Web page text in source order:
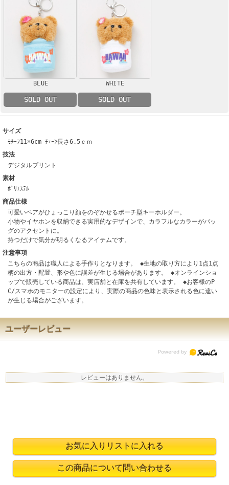
BLUE
SOLD OUT
WHITE
SOLD OUT
サイズ
ﾓﾁｰﾌ11×6cm ﾁｪｰﾝ長さ6.5ｃｍ
技法
デジタルプリント
素材
ﾎﾟﾘｴｽﾃﾙ
商品仕様
可愛いベアがひょっこり顔をのぞかせるポーチ型キーホルダー。
小物やイヤホンを収納できる実用的なデザインで、カラフルなカラーがバッ
グのアクセントに。
持つだけで気分が明るくなるアイテムです。
注意事項
こちらの商品は職人による手作りとなります。 ◆生地の取り方により1点1点
柄の出方・配置、形や色に誤差が生じる場合があります。 ◆オンラインショ
ップで販売している商品は、実店舗と在庫を共有しています。 ◆お客様のP
C/スマホのモニターの設定により、実際の商品の色味と表示される色に違い
が生じる場合がございます。
ユーザーレビュー
レビューはありません。